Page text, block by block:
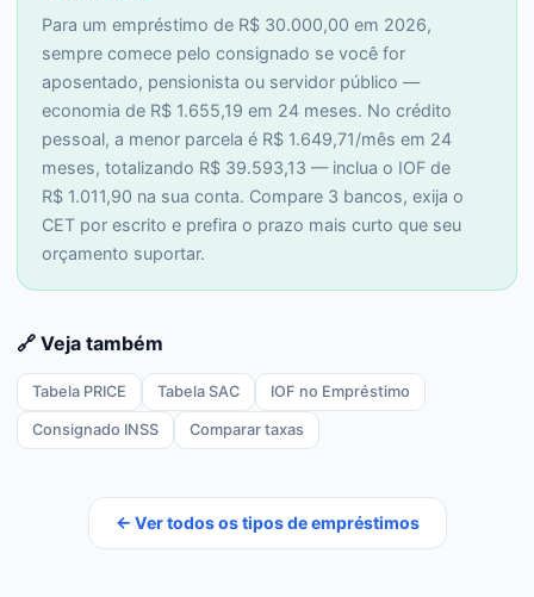
Para um empréstimo de R$ 30.000,00 em 2026,
sempre comece pelo consignado se você for
aposentado, pensionista ou servidor público —
economia de R$ 1.655,19 em 24 meses. No crédito
pessoal, a menor parcela é R$ 1.649,71/mês em 24
meses, totalizando R$ 39.593,13 — inclua o IOF de
R$ 1.011,90 na sua conta. Compare 3 bancos, exija o
CET por escrito e prefira o prazo mais curto que seu
orçamento suportar.
🔗 Veja também
Tabela PRICE Tabela SAC IOF no Empréstimo
Consignado INSS Comparar taxas
← Ver todos os tipos de empréstimos